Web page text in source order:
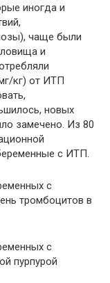
иногда и
чаще были
и
кг) от ИТП
новых
замечено. Из 80
с ИТП.
с
тромбоцитов в
с
пурпурой